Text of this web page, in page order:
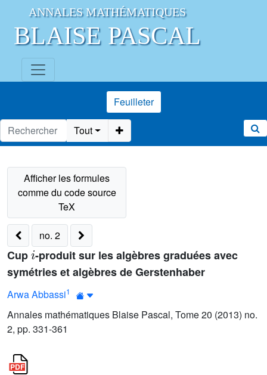
ANNALES MATHÉMATIQUES
BLAISE PASCAL
Feuilleter
Tout
no. 2
Cup
i
-produit sur les algèbres graduées avec
symétries et algèbres de Gerstenhaber
Arwa Abbassi1
Annales mathématiques Blaise Pascal, Tome 20 (2013) no.
2, pp. 331-361